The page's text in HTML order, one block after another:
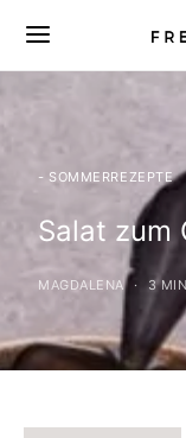
- SOMMERREZEPTE
Salat zum
MAGDALENA 3